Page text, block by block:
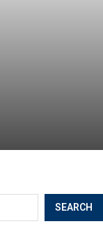
SEARCH